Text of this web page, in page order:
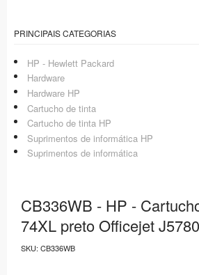
PRINCIPAIS CATEGORIAS
HP - Hewlett Packard
Hardware
Hardware HP
Cartucho de tinta
Cartucho de tinta HP
Suprimentos de informática HP
Suprimentos de informática
CB336WB - HP -
74XL preto Officejet J5780
SKU: CB336WB